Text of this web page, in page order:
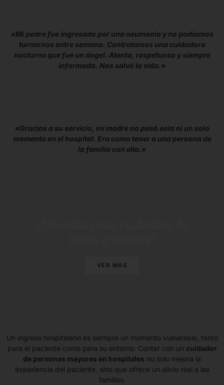
«Mi padre fue ingresado por una neumonía y no podíamos
turnarnos entre semana. Contratamos una cuidadora
nocturna que fue un ángel. Atenta, respetuosa y siempre
informada. Nos salvó la vida.»
«Gracias a su servicio, mi madre no pasó sola ni un solo
momento en el hospital. Era como tener a una persona de
la familia con ella.»
VER MÁS
Un ingreso hospitalario es siempre un momento vulnerable, tanto
para el paciente como para su entorno. Contar con un cuidador
de personas mayores en hospitales no solo mejora la
experiencia del paciente, sino que ofrece un alivio real a las
familias.